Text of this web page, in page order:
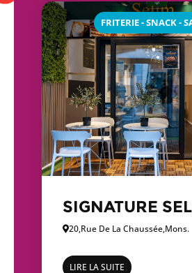
FRITERIE - SNACK -
SIGNATURE
20,Rue De La Chaussée,Mons.
LIRE LA SUITE